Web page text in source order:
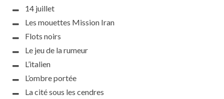
14 juillet
Les mouettes Mission Iran
Flots noirs
Le jeu de la rumeur
L’italien
L’ombre portée
La cité sous les cendres